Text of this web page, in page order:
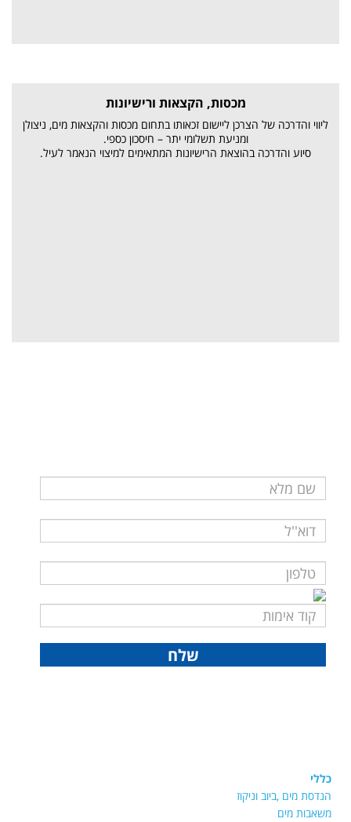
מכסות, הקצאות ורישיונות
ליווי והדרכה של הצרכן ליישום זכאותו בתחום מכסות והקצאות מים, ניצולן
ומניעת תשלומי יתר – חיסכון כספי.
סיוע והדרכה בהוצאת הרישיונות המתאימים למיצוי הנאמר לעיל.
שלח
כללי
הנדסת מים ,ביוב וניקוז
משאבות מים